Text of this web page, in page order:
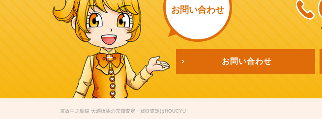
お問い合わせ
お問い合わせ
京阪中之島線 天満橋駅の売却査定・買取査定はHOUCYU